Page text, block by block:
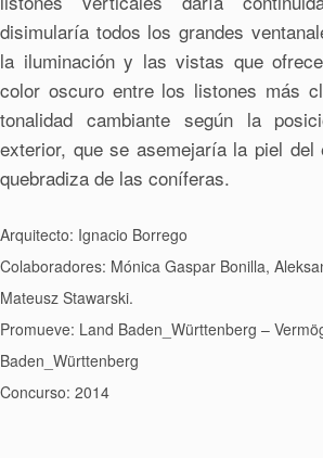
disimularía todos los grandes
la iluminación y las vistas que
color oscuro entre los listones más
tonalidad cambiante según la
exterior, que se asemejaría la piel
quebradiza de las coníferas.
Arquitecto: Ignacio Borrego
Colaboradores: Mónica Gaspar Bonilla,
Mateusz Stawarski.
Promueve: Land Baden_Württenberg –
Baden_Württenberg
Concurso: 2014